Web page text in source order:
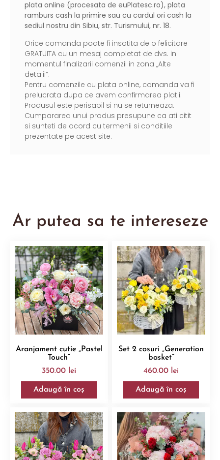
plata online (procesata de euPlatesc.ro), plata
ramburs cash la primire sau cu cardul ori cash la
sediul nostru din Sibiu, str. Turismului, nr. 18.
Orice comanda poate fi insotita de o felicitare
GRATUITA cu un mesaj completat de dvs. in
momentul finalizarii comenzii in zona „Alte
detalii”.
Pentru comenzile cu plata online, comanda va fi
prelucrata dupa ce avem confirmarea platii.
Produsul este perisabil si nu se returneaza.
Cumpararea unui produs presupune ca ati citit
si sunteti de acord cu termenii si conditiile
prezentate pe acest site.
Ar putea sa te intereseze
Aranjament cutie „Pastel
Touch”
350.00 lei
Adaugă în coș
Set 2 cosuri „Generation
basket”
460.00 lei
Adaugă în coș